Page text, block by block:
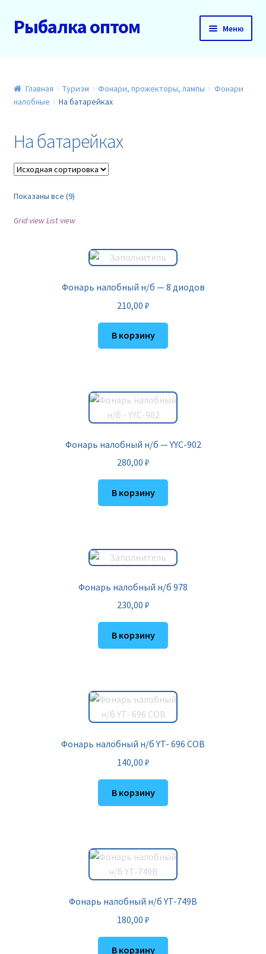
Перейти
к
Перейти
к
Рыбалка оптом Меню
О нас
Акции
Главная Туризм Фонари, прожекторы, лампы
Фонари
налобные
На батарейках
На батарейках
Показаны все (9)
Grid viewList view
Фонарь налобный н/б — 8 диодов
210,00 ₽
В корзину
Фонарь налобный н/б — YYC-902
280,00 ₽
В корзину
Фонарь налобный н/б 978
230,00 ₽
В корзину
Фонарь налобный н/б YT- 696 COB
140,00 ₽
В корзину
Фонарь налобный н/б YT-749B
180,00 ₽
В корзину